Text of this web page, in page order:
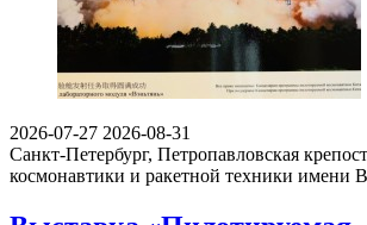
2026-07-27 2026-08-31
Санкт-Петербург, Петропавловская
космонавтики и ракетной техники имени